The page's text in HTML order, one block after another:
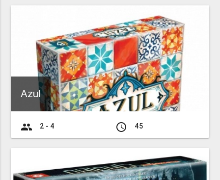
Azul
group 2 - 4 access_time 45